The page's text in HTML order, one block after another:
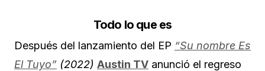
Todo lo que es
Después del lanzamiento del EP “Su nombre Es
El Tuyo” (2022) Austin TV anunció el regreso